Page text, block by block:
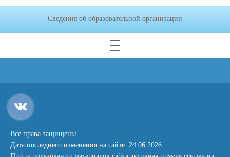
Сведения об образовательной организации
Все права защищены.
Дата последнего изменения на сайте: 24.06.2026